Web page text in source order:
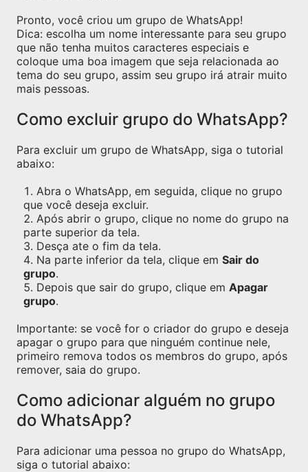
Pronto, você criou um grupo de WhatsApp!
Dica: escolha um nome interessante para seu grupo
que não tenha muitos caracteres especiais e
coloque uma boa imagem que seja relacionada ao
tema do seu grupo, assim seu grupo irá atrair muito
mais pessoas.
Como excluir grupo do WhatsApp?
Para excluir um grupo de WhatsApp, siga o tutorial
abaixo:
Abra o WhatsApp, em seguida, clique no grupo
que você deseja excluir.
Após abrir o grupo, clique no nome do grupo na
parte superior da tela.
Desça ate o fim da tela.
Na parte inferior da tela, clique em Sair do
grupo.
Depois que sair do grupo, clique em Apagar
grupo.
Importante: se você for o criador do grupo e deseja
apagar o grupo para que ninguém continue nele,
primeiro remova todos os membros do grupo, após
remover, saia do grupo.
Como adicionar alguém no grupo
do WhatsApp?
Para adicionar uma pessoa no grupo do WhatsApp,
siga o tutorial abaixo: